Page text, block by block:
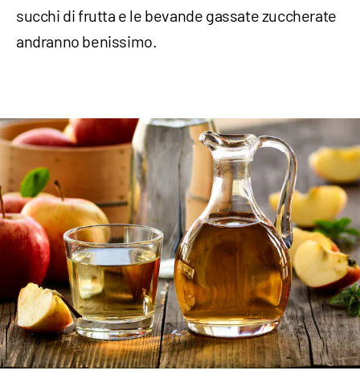
succhi di frutta e le bevande gassate zuccherate
andranno benissimo.